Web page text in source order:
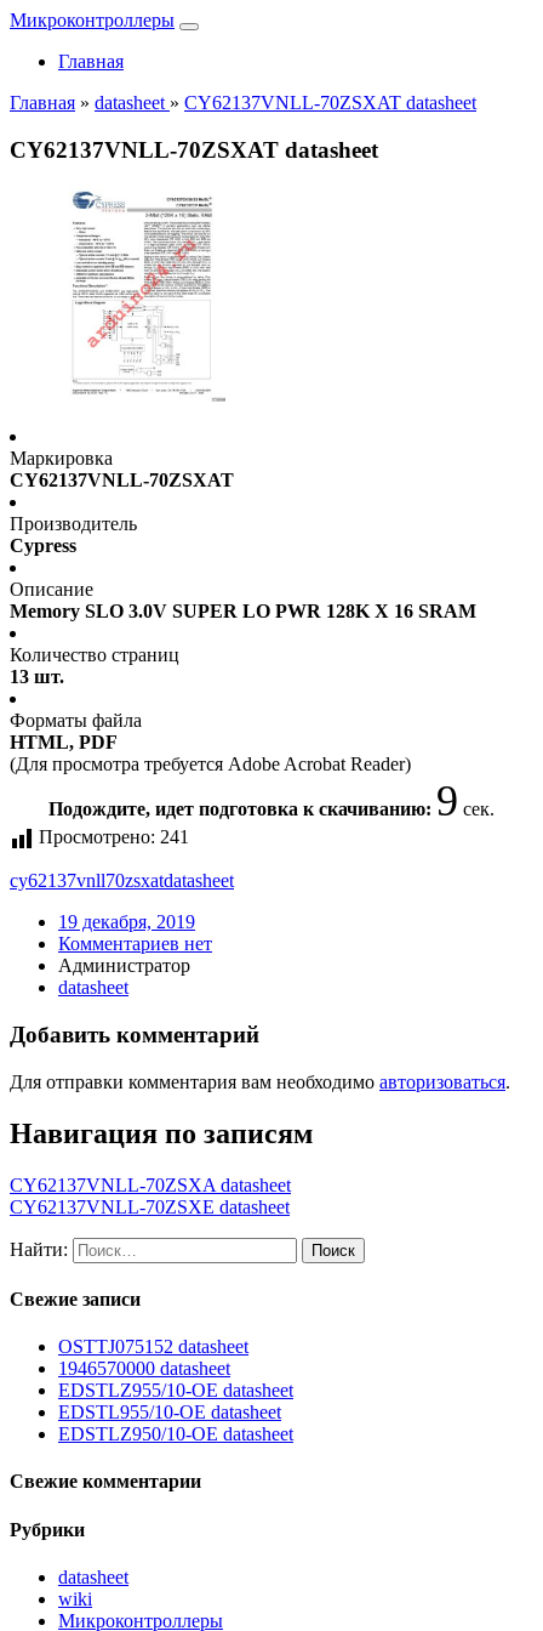
Микроконтроллеры
Главная
Главная » datasheet » CY62137VNLL-70ZSXAT datasheet
CY62137VNLL-70ZSXAT datasheet
Маркировка
CY62137VNLL-70ZSXAT
Производитель
Cypress
Описание
Memory SLO 3.0V SUPER LO PWR 128K X 16 SRAM
Количество страниц
13 шт.
Форматы файла
HTML, PDF
(Для просмотра требуется Adobe Acrobat Reader)
Подождите, идет подготовка к скачиванию: 9 сек.
Просмотрено: 241
cy62137vnll70zsxatdatasheet
19 декабря, 2019
Комментариев нет
Администратор
datasheet
Добавить комментарий
Для отправки комментария вам необходимо авторизоваться.
Навигация по записям
CY62137VNLL-70ZSXA datasheet
CY62137VNLL-70ZSXE datasheet
Найти:
Свежие записи
OSTTJ075152 datasheet
1946570000 datasheet
EDSTLZ955/10-OE datasheet
EDSTL955/10-OE datasheet
EDSTLZ950/10-OE datasheet
Свежие комментарии
Рубрики
datasheet
wiki
Микроконтроллеры